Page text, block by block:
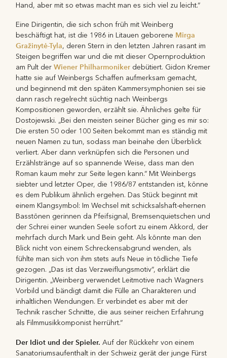
Hand, aber mit so etwas macht man es sich viel zu leicht.“
Eine Dirigentin, die sich schon früh mit Weinberg
beschäftigt hat, ist die 1986 in Litauen geborene Mirga
Gražinytė-Tyla, deren Stern in den letzten Jahren rasant im
Steigen begriffen war und die mit dieser Opernproduktion
am Pult derWiener Philharmoniker debütiert. Gidon Kremer
hatte sie auf Weinbergs Schaffen aufmerksam gemacht,
und beginnend mit den späten Kammersymphonien sei sie
dann rasch regelrecht süchtig nach Weinbergs
Kompositionen geworden, erzählt sie. Ähnliches gelte für
Dostojewski. „Bei den meisten seiner Bücher ging es mir so:
Die ersten 50 oder 100 Seiten bekommt man es ständig mit
neuen Namen zu tun, sodass man beinahe den Überblick
verliert. Aber dann verknüpfen sich die Personen und
Erzählstränge auf so spannende Weise, dass man den
Roman kaum mehr zur Seite legen kann.“ Mit Weinbergs
siebter und letzter Oper, die 1986/87 entstanden ist, könne
es dem Publikum ähnlich ergehen. Das Stück beginnt mit
einem Klangsymbol: Im Wechsel mit schicksalshaft-ehernen
Basstönen gerinnen da Pfeifsignal, Bremsenquietschen und
der Schrei einer wunden Seele sofort zu einem Akkord, der
mehrfach durch Mark und Bein geht. Als könnte man den
Blick nicht von einem Schreckensabgrund wenden, als
fühlte man sich von ihm stets aufs Neue in tödliche Tiefe
gezogen. „Das ist das Verzweiflungsmotiv“, erklärt die
Dirigentin. „Weinberg verwendet Leitmotive nach Wagners
Vorbild und bändigt damit die Fülle an Charakteren und
inhaltlichen Wendungen. Er verbindet es aber mit der
Technik rascher Schnitte, die aus seiner reichen Erfahrung
als Filmmusikkomponist herrührt.“
Der Idiot und der Spieler. Auf der Rückkehr von einem
Sanatoriumsaufenthalt in der Schweiz gerät der junge Fürst